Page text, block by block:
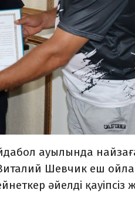
ауылында
Шевчик еш
әйелді қауіпсіз